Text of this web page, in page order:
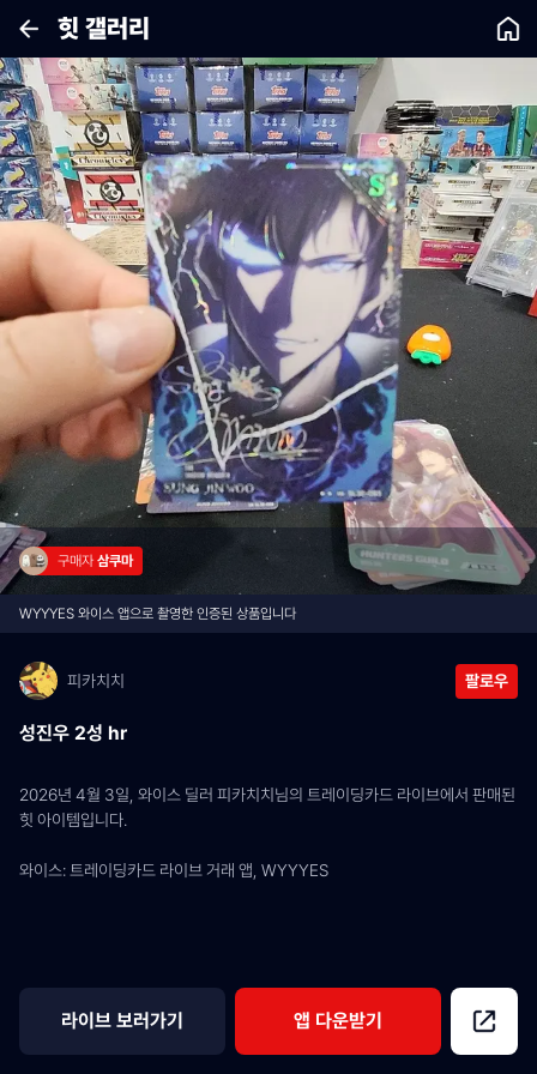
힛 갤러리
구매자 삼쿠마
WYYYES 와이스 앱으로 촬영한 인증된 상품입니다
피카치치 팔로우
성진우 2성 hr
2026년 4월 3일, 와이스 딜러 피카치치님의 트레이딩카드 라이브에서 판매된
힛 아이템입니다.
와이스: 트레이딩카드 라이브 거래 앱, WYYYES
라이브 보러가기 앱 다운받기